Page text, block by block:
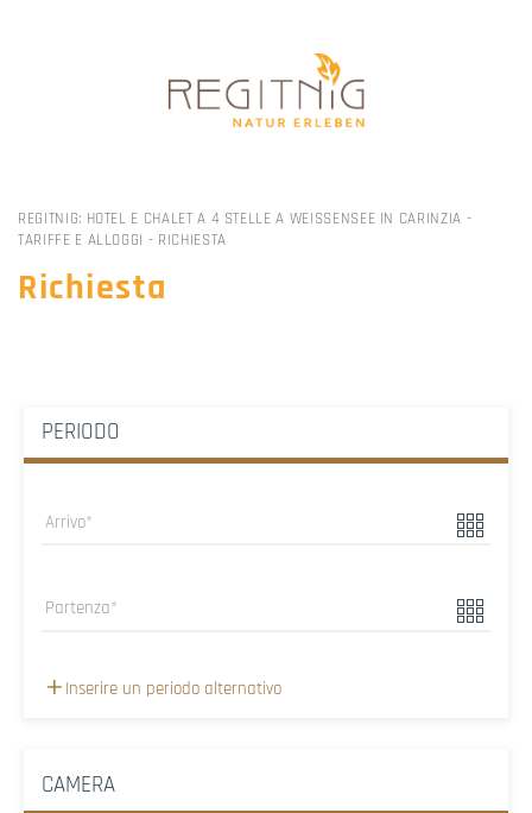
REGITNIG: HOTEL E CHALET A 4 STELLE A WEISSENSEE IN CARINZIA -
TARIFFE E ALLOGGI - RICHIESTA
Richiesta
PERIODO
Arrivo
Partenza
Inserire un periodo alternativo
CAMERA